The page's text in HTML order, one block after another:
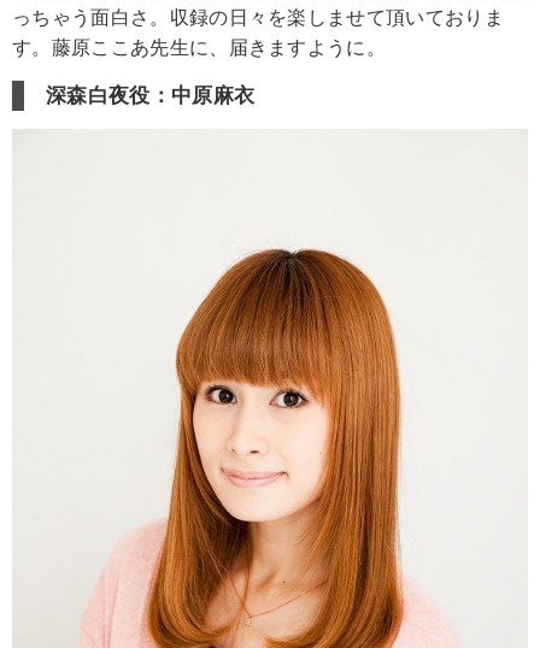
っちゃう面白さ。収録の日々を楽しませて頂いておりま
す。藤原ここあ先生に、届きますように。
深森白夜役：中原麻衣